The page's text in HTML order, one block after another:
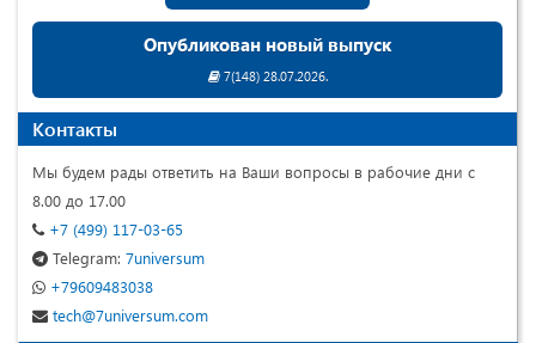
Опубликован новый выпуск
7(148) 28.07.2026.
Контакты
Мы будем рады ответить на Ваши вопросы в рабочие дни с
8.00 до 17.00
+7 (499) 117-03-65
Telegram: 7universum
+79609483038
tech@7universum.com